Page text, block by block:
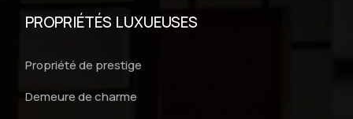
PROPRIÉTÉS LUXUEUSES
Propriété de prestige
Demeure de charme